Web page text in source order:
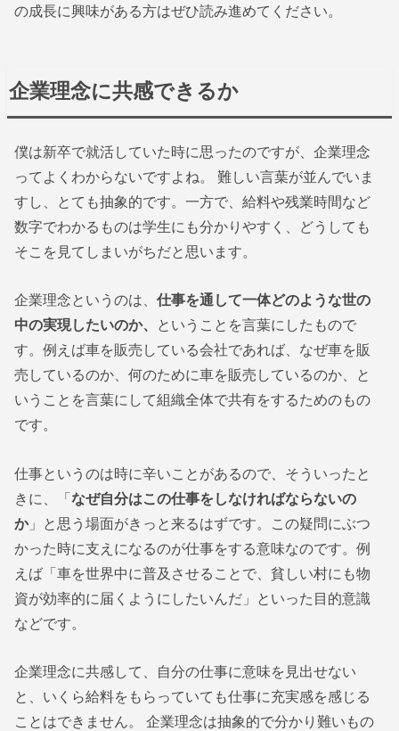
の成長に興味がある方はぜひ読み進めてください。
企業理念に共感できるか
僕は新卒で就活していた時に思ったのですが、企業理念
ってよくわからないですよね。 難しい言葉が並んでいま
すし、とても抽象的です。一方で、給料や残業時間など
数字でわかるものは学生にも分かりやすく、どうしても
そこを見てしまいがちだと思います。
企業理念というのは、仕事を通して一体どのような世の
中の実現したいのか、 ということを言葉にしたもので
す。例えば車を販売している会社であれば、なぜ車を販
売しているのか、何のために車を販売しているのか、と
いうことを言葉にして組織全体で共有をするためのもの
です。
仕事というのは時に辛いことがあるので、そういったと
きに、「なぜ自分はこの仕事をしなければならないの
か」と思う場面がきっと来るはずです。この疑問にぶつ
かった時に支えになるのが仕事をする意味なのです。例
えば「車を世界中に普及させることで、貧しい村にも物
資が効率的に届くようにしたいんだ」といった目的意識
などです。
企業理念に共感して、自分の仕事に意味を見出せない
と、いくら給料をもらっていても仕事に充実感を感じる
ことはできません。 企業理念は抽象的で分かり難いもの